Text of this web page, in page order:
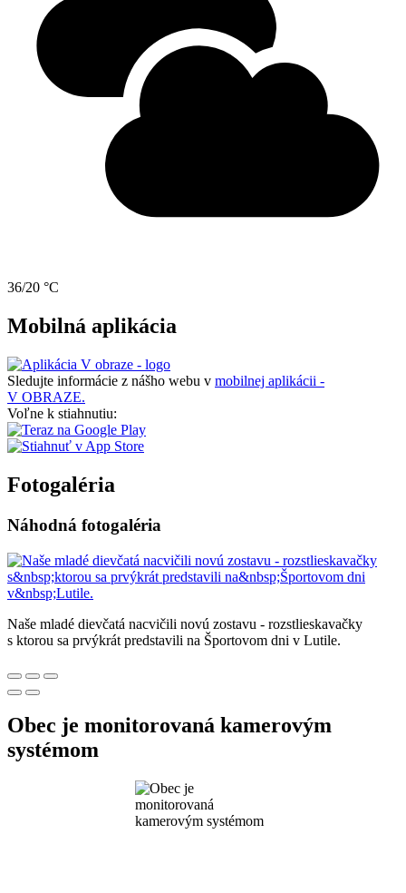
36/20 °C
Mobilná aplikácia
Sledujte informácie z nášho webu v mobilnej aplikácii -
V OBRAZE.
Voľne k stiahnutiu:
Fotogaléria
Náhodná fotogaléria
Naše mladé dievčatá nacvičili novú zostavu - rozstlieskavačky
s ktorou sa prvýkrát predstavili na Športovom dni v Lutile.
Obec je monitorovaná kamerovým
systémom